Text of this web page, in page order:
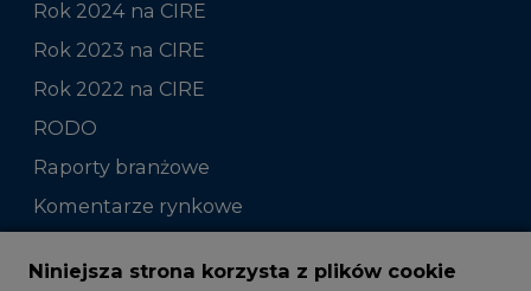
Rok 2024 na CIRE
Rok 2023 na CIRE
Rok 2022 na CIRE
RODO
Raporty branżowe
Komentarze rynkowe
Zmiany kadrowe na rynku
Niniejsza strona korzysta z plików cookie